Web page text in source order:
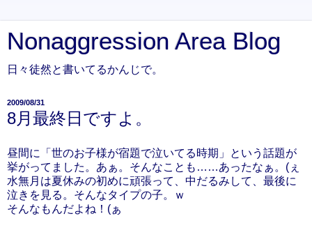
Nonaggression Area Blog
日々徒然と書いてるかんじで。
2009/08/31
8月最終日ですよ。
昼間に「世のお子様が宿題で泣いてる時期」という話題が
挙がってました。あぁ。そんなことも……あったなぁ。(ぇ
水無月は夏休みの初めに頑張って、中だるみして、最後に
泣きを見る。そんなタイプの子。ｗ
そんなもんだよね！(ぁ